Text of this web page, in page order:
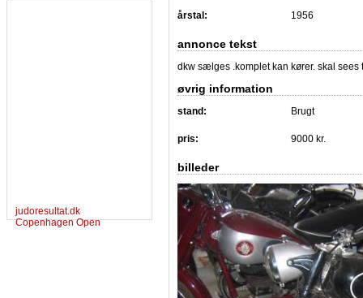
judoresultat.dk
Copenhagen Open
årstal: 1956
annonce tekst
dkw sælges .komplet kan kører. skal sees
øvrig information
stand: Brugt
pris: 9000 kr.
billeder